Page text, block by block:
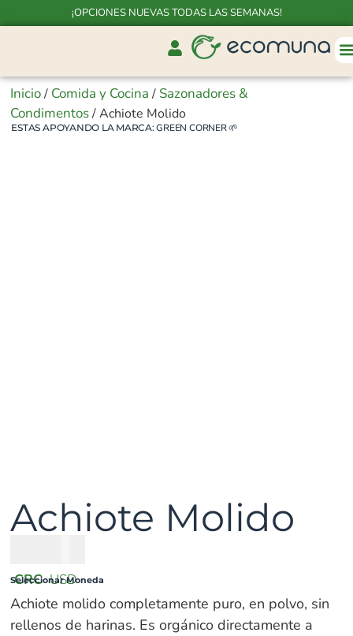
¡OPCIONES NUEVAS TODAS LAS SEMANAS!
Inicio/ Comida y Cocina / Sazonadores &
Condimentos/ Achiote Molido
ESTAS APOYANDO LA MARCA:GREEN CORNER🌱
Achiote Molido
CRC USD
Seleccionar Moneda
Achiote molido completamente puro, en polvo, sin
rellenos de harinas. Es orgánico directamente a